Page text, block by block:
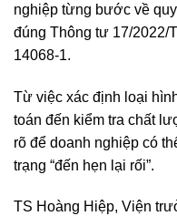
nghiệp từng bước về
đúng Thông tư 17/2022/
14068-1.
Từ việc xác định loại
toán đến kiểm tra chất
rõ để doanh nghiệp có
trạng “đến hẹn lại rối”.
TS Hoàng Hiệp, Viện